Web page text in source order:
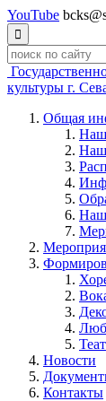
YouTube

культуры г.
Общая
Новости
Контакты